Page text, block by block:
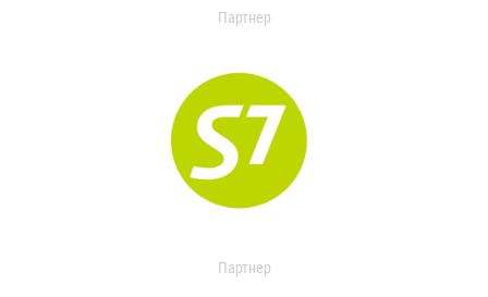
Партнер
Партнер